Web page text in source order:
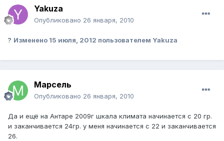
Yakuza
Опубликовано 26 января, 2010
? Изменено 15 июля, 2012 пользователем Yakuza
Марсель
Опубликовано 26 января, 2010
Да и ещё на Антаре 2009г шкала климата начинается с 20 гр.
и заканчивается 24гр. у меня начинается с 22 и заканчивается
26.